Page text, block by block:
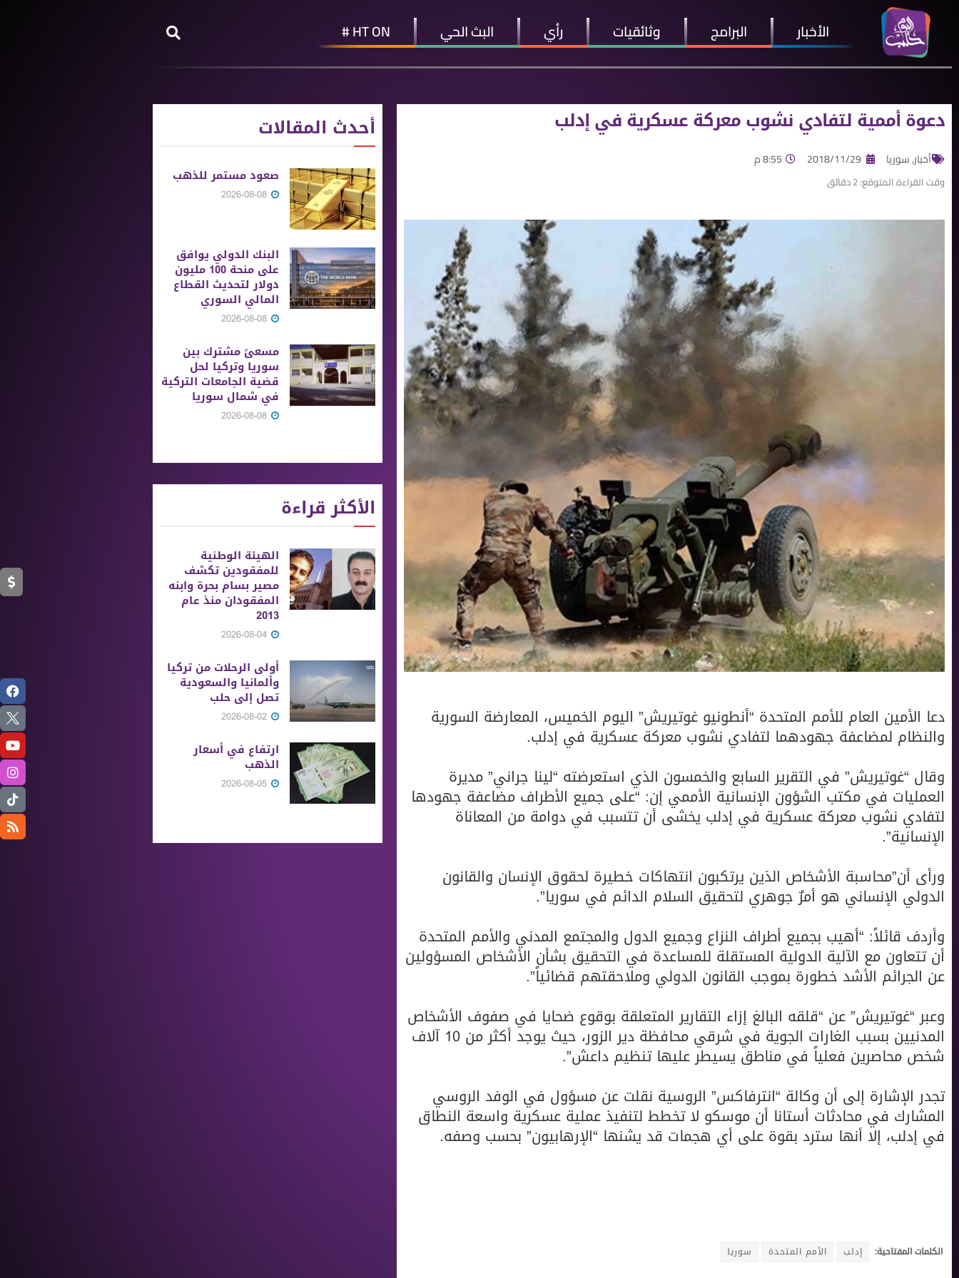
الأخبار البرامج وثائقيات رأي البث الحي HT ON #
دعوة أممية لتفادي نشوب معركة عسكرية في إدلب
أخبار,سوريا 2018/11/29 8:55 م
وقت القراءة المتوقع:2دقائق
دعا الأمين العام للأمم المتحدة “أنطونيو غوتيريش” اليوم الخميس، المعارضة السورية
والنظام لمضاعفة جهودهما لتفادي نشوب معركة عسكرية في إدلب.
وقال “غوتيريش” في التقرير السابع والخمسون الذي استعرضته “لينا جراني” مديرة
العمليات في مكتب الشؤون الإنسانية الأممي إن: “على جميع الأطراف مضاعفة جهودها
لتفادي نشوب معركة عسكرية في إدلب يخشى أن تتسبب في دوامة من المعاناة
الإنسانية”.
ورأى أن”محاسبة الأشخاص الذين يرتكبون انتهاكات خطيرة لحقوق الإنسان والقانون
الدولي الإنساني هو أمرٌ جوهري لتحقيق السلام الدائم في سوريا”.
وأردف قائلاً: “أهيب بجميع أطراف النزاع وجميع الدول والمجتمع المدني والأمم المتحدة
أن تتعاون مع الآلية الدولية المستقلة للمساعدة في التحقيق بشأن الأشخاص المسؤولين
عن الجرائم الأشد خطورة بموجب القانون الدولي وملاحقتهم قضائياً”.
وعبر “غوتيريش” عن “قلقه البالغ إزاء التقارير المتعلقة بوقوع ضحايا في صفوف الأشخاص
المدنيين بسبب الغارات الجوية في شرقي محافظة دير الزور، حيث يوجد أكثر من 10 آلاف
شخص محاصرين فعلياً في مناطق يسيطر عليها تنظيم داعش”.
تجدر الإشارة إلى أن وكالة “انترفاكس” الروسية نقلت عن مسؤول في الوفد الروسي
المشارك في محادثات أستانا أن موسكو لا تخطط لتنفيذ عملية عسكرية واسعة النطاق
في إدلب، إلا أنها سترد بقوة على أي هجمات قد يشنها “الإرهابيون” بحسب وصفه.
الكلمات المفتاحية: إدلب الأمم المتحدة سوريا
أحدث المقالات
صعود مستمر للذهب
البنك الدولي يوافق
على منحة 100 مليون
دولار لتحديث القطاع
المالي السوري
مسعىً مشترك بين
سوريا وتركيا لحل
قضية الجامعات التركية
في شمال سوريا
الأكثر قراءة
الهيئة الوطنية
للمفقودين تكشف
مصير بسام بحرة وابنه
المفقودان منذ عام
2013
أولى الرحلات من ‏تركيا
وألمانيا والسعودية
تصل إلى حلب
ارتفاع في أسعار
الذهب